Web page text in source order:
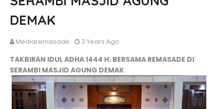
DEMAK
Mediaremasade 3 Years Ago
TAKBIRAN IDUL ADHA 1444 H. BERSAMA REMASADE DI
SERAMBI MASJID AGUNG DEMAK